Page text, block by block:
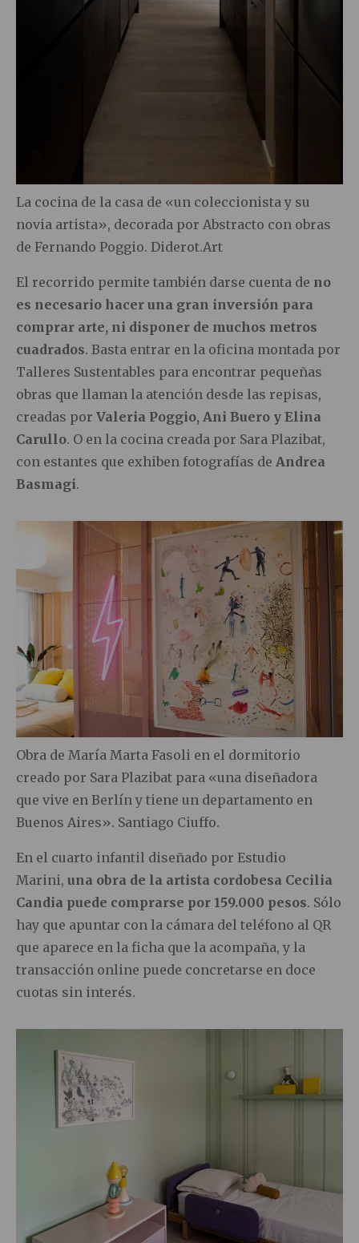
La cocina de la casa de «un coleccionista y su
novia artista», decorada por Abstracto con obras
de Fernando Poggio. Diderot.Art
El recorrido permite también darse cuenta de no
es necesario hacer una gran inversión para
comprar arte, ni disponer de muchos metros
cuadrados. Basta entrar en la oficina montada por
Talleres Sustentables para encontrar pequeñas
obras que llaman la atención desde las repisas,
creadas por Valeria Poggio, Ani Buero y Elina
Carullo. O en la cocina creada por Sara Plazibat,
con estantes que exhiben fotografías de Andrea
Basmagi.
Obra de María Marta Fasoli en el dormitorio
creado por Sara Plazibat para «una diseñadora
que vive en Berlín y tiene un departamento en
Buenos Aires». Santiago Ciuffo.
En el cuarto infantil diseñado por Estudio
Marini, una obra de la artista cordobesa Cecilia
Candia puede comprarse por 159.000 pesos. Sólo
hay que apuntar con la cámara del teléfono al QR
que aparece en la ficha que la acompaña, y la
transacción online puede concretarse en doce
cuotas sin interés.